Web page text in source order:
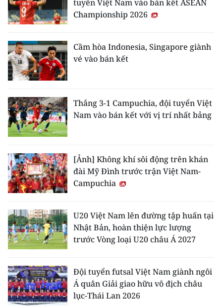
tuyển Việt Nam vào bán kết ASEAN
Championship 2026
Cầm hòa Indonesia, Singapore giành
vé vào bán kết
Thắng 3-1 Campuchia, đội tuyển Việt
Nam vào bán kết với vị trí nhất bảng
[Ảnh] Không khí sôi động trên khán
đài Mỹ Đình trước trận Việt Nam-
Campuchia
U20 Việt Nam lên đường tập huấn tại
Nhật Bản, hoàn thiện lực lượng
trước Vòng loại U20 châu Á 2027
Đội tuyển futsal Việt Nam giành ngôi
Á quân Giải giao hữu vô địch châu
lục-Thái Lan 2026